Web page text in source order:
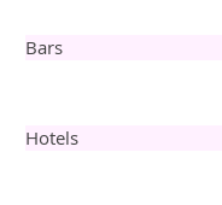
Bars
Hotels